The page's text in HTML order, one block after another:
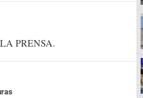
PRENSA.